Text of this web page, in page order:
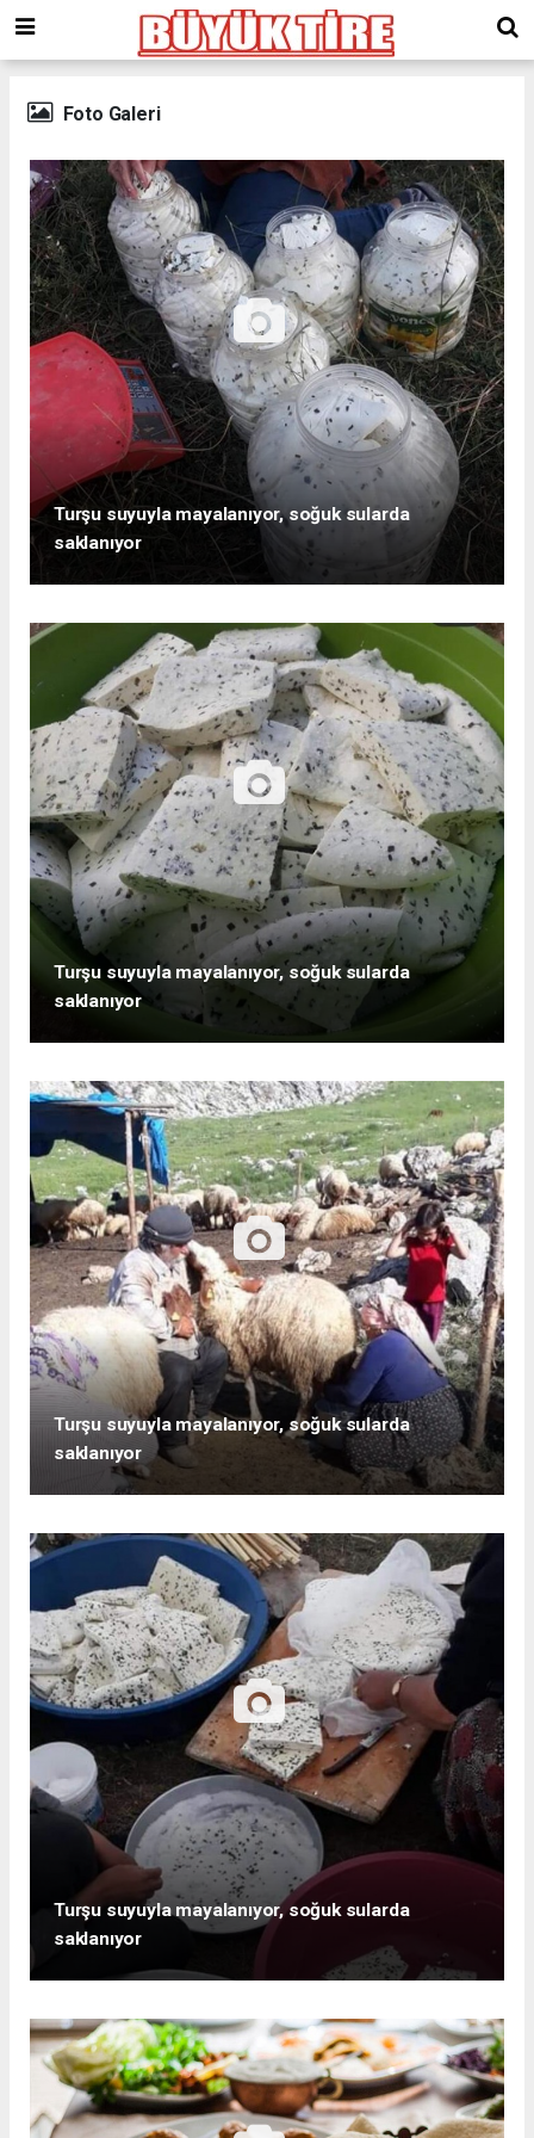
giriş
kingroyal
Foto Galeri
Turşu suyuyla mayalanıyor, soğuk sularda
saklanıyor
Turşu suyuyla mayalanıyor, soğuk sularda
saklanıyor
Turşu suyuyla mayalanıyor, soğuk sularda
saklanıyor
Turşu suyuyla mayalanıyor, soğuk sularda
saklanıyor